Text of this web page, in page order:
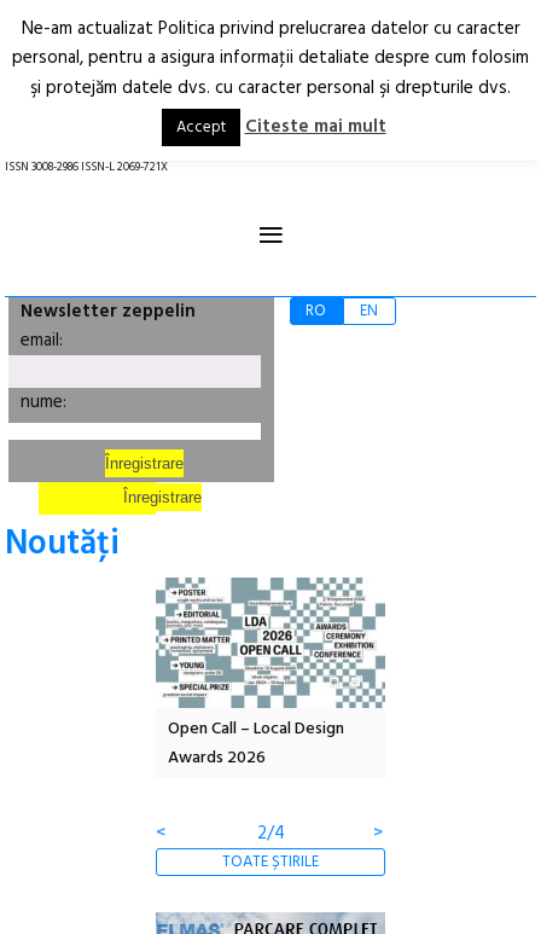
Arhitectură.
Oraș.
RO EN
ISSN 3008-2986 ISSN-L 2069-721X
≡
Newsletter zeppelin
email:
nume:
RO EN
Noutăţi
Open Call – Local Design
Awards 2026
<
2/4 >
TOATE ȘTIRILE
Ne-am actualizat Politica privind prelucrarea datelor cu caracter
personal, pentru a asigura informaţii detaliate despre cum folosim
şi protejăm datele dvs. cu caracter personal şi drepturile dvs.
Accept Citeste mai mult